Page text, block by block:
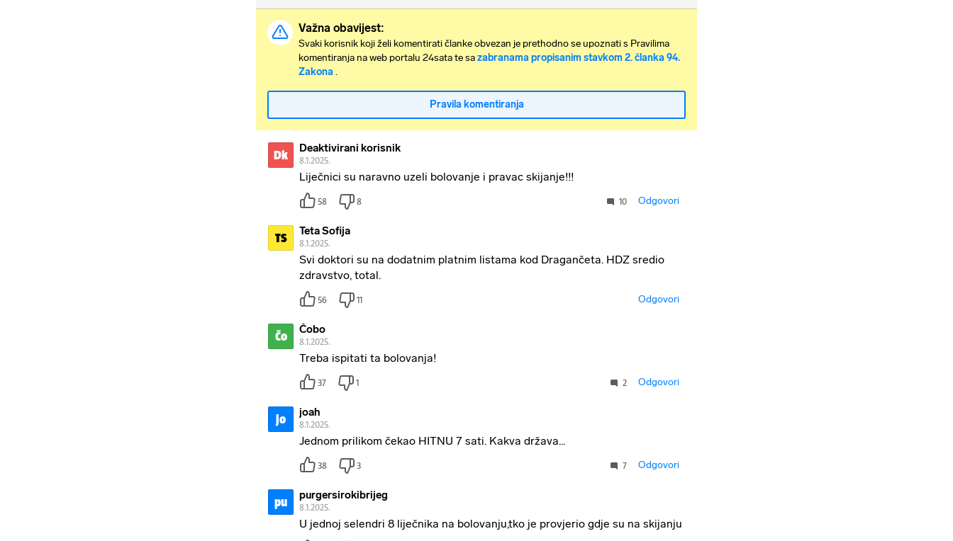
Važna obavijest:
Svaki korisnik koji želi komentirati članke obvezan je prethodno se upoznati s Pravilima
komentiranja na web portalu 24sata te sazabranama propisanim stavkom 2. članka 94.
Zakona .
Pravila komentiranja
Dk Deaktivirani korisnik
8.1.2025.
Liječnici su naravno uzeli bolovanje i pravac skijanje!!!
58 8 10 Odgovori
TS Teta Sofija
8.1.2025.
Svi doktori su na dodatnim platnim listama kod Dragančeta. HDZ sredio
zdravstvo, total.
56 11 Odgovori
Čo Čobo
8.1.2025.
Treba ispitati ta bolovanja!
37 1 2 Odgovori
jo joah
8.1.2025.
Jednom prilikom čekao HITNU 7 sati. Kakva država...
38 3 7 Odgovori
pu purgersirokibrijeg
8.1.2025.
U jednoj selendri 8 liječnika na bolovanju,tko je provjerio gdje su na skijanju